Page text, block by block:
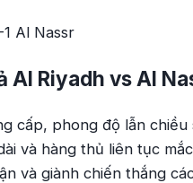
Al Nassr
Al Riyadh vs Al
cấp, phong độ lẫn
và hàng thủ liên tục
và giành chiến thắng